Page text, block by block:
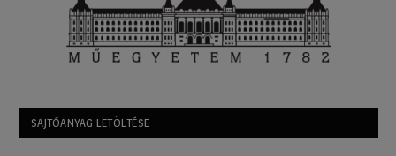
SAJTÓANYAG LETÖLTÉSE